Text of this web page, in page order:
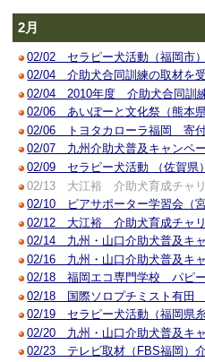
2月
02/02 セラピー犬活動（福岡市）
02/04 介助犬合同訓練の取材を
02/04 2010年度 介助犬合同訓練
02/06 あいぽーと文化祭（熊本県
02/06 トヨタカローラ福岡 寄
02/07 九州介助犬普及キャンペ
02/09 セラピー犬活動 （佐賀県）
02/13 大江裕 介助犬育成チャリ
02/10 ピアサポーター学習会（宮
02/12 大江裕 介助犬育成チャリ
02/14 九州・山口介助犬普及キ
02/16 九州・山口介助犬普及キ
02/18 福岡エコ専門学校 パピー
02/18 国際ソロプチミスト有田
02/19 セラピー犬活動（福
02/20 九州・山口介助犬普及キ
02/23 テレビ取材（FBS福岡）